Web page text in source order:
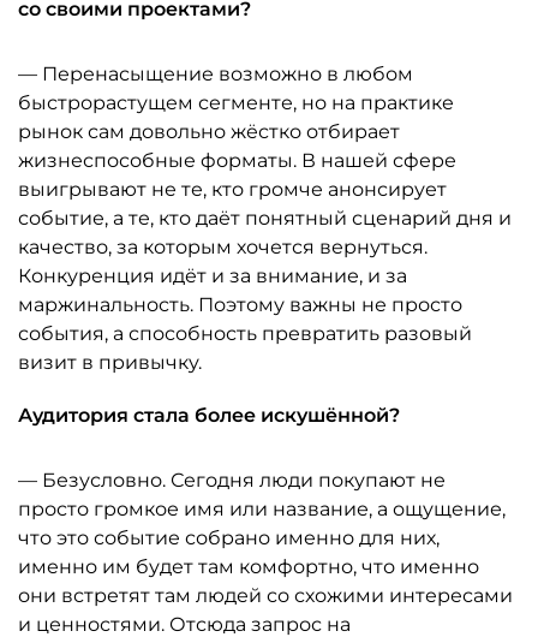
со своими проектами?
— Перенасыщение возможно в любом
быстрорастущем сегменте, но на практике
рынок сам довольно жёстко отбирает
жизнеспособные форматы. В нашей сфере
выигрывают не те, кто громче анонсирует
событие, а те, кто даёт понятный сценарий дня и
качество, за которым хочется вернуться.
Конкуренция идёт и за внимание, и за
маржинальность. Поэтому важны не просто
события, а способность превратить разовый
визит в привычку.
Аудитория стала более искушённой?
— Безусловно. Сегодня люди покупают не
просто громкое имя или название, а ощущение,
что это событие собрано именно для них,
именно им будет там комфортно, что именно
они встретят там людей со схожими интересами
и ценностями. Отсюда запрос на